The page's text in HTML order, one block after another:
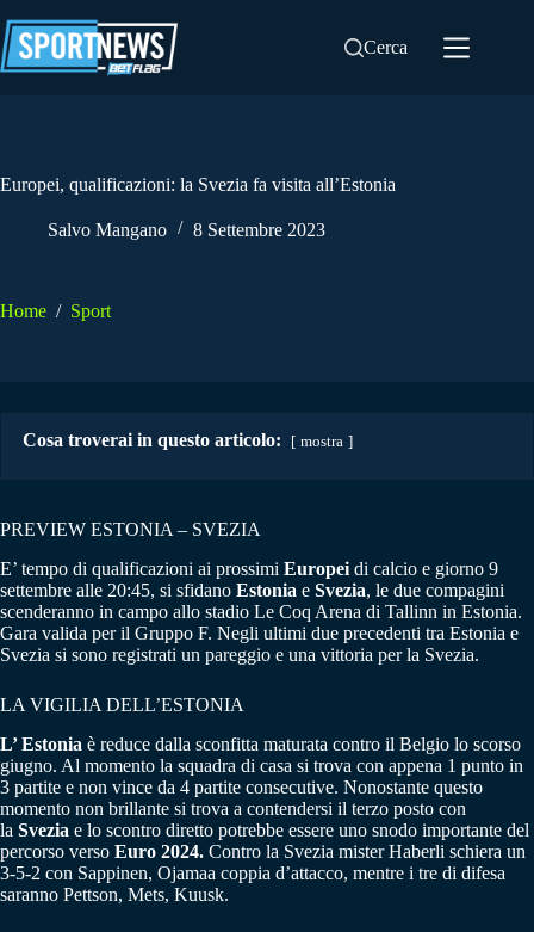
al
contenuto
Cerca
Europei, qualificazioni: la Svezia fa visita all’Estonia
Salvo Mangano 8 Settembre 2023
Home / Sport
Cosa troverai in questo articolo: mostra
PREVIEW ESTONIA – SVEZIA
E’ tempo di qualificazioni ai prossimi Europei di calcio e giorno 9
settembre alle 20:45, si sfidano Estonia e Svezia, le due compagini
scenderanno in campo allo stadio Le Coq Arena di Tallinn in Estonia.
Gara valida per il Gruppo F. Negli ultimi due precedenti tra Estonia e
Svezia si sono registrati un pareggio e una vittoria per la Svezia.
LA VIGILIA DELL’ESTONIA
L’ Estonia è reduce dalla sconfitta maturata contro il Belgio lo scorso
giugno. Al momento la squadra di casa si trova con appena 1 punto in
3 partite e non vince da 4 partite consecutive. Nonostante questo
momento non brillante si trova a contendersi il terzo posto con
la Svezia e lo scontro diretto potrebbe essere uno snodo importante del
percorso verso Euro 2024. Contro la Svezia mister Haberli schiera un
3-5-2 con Sappinen, Ojamaa coppia d’attacco, mentre i tre di difesa
saranno Pettson, Mets, Kuusk.